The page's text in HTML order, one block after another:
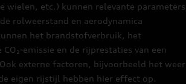
wielen, etc.) kunnen relevante parameters
rolweerstand en aerodynamica
het brandstofverbruik, het
emissie en de rijprestaties van een
externe factoren, bijvoorbeeld het weer
eigen rijstijl hebben hier effect op.